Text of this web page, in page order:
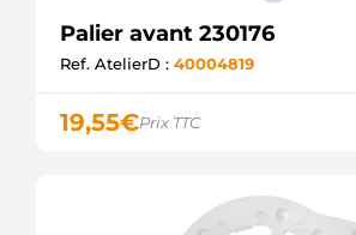
Palier avant 230176
Ref. AtelierD : 40004819
19,55€Prix TTC